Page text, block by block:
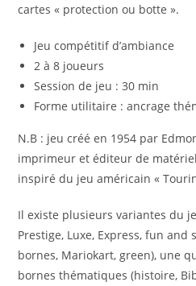
cartes « protection ou botte ».
Jeu compétitif d’ambiance
2 à 8 joueurs
Session de jeu : 30 min
Forme utilitaire : ancrage
N.B : jeu créé en 1954 par
imprimeur et éditeur de
inspiré du jeu américain «
Il existe plusieurs variantes du
Prestige, Luxe, Express, fun and
bornes, Mariokart, green), une
bornes thématiques (histoire,